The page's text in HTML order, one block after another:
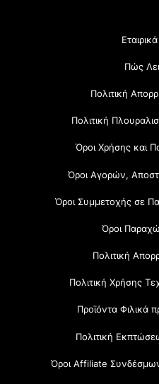
Πώς
Πολιτική
Πολιτική
Όροι Χρήσης και
Όροι Αγορών,
Όροι Συμμετοχής σε
Όροι
Πολιτική
Πολιτική Χρήσης
Προϊόντα Φιλικά
Πολιτική
Όροι Affiliate